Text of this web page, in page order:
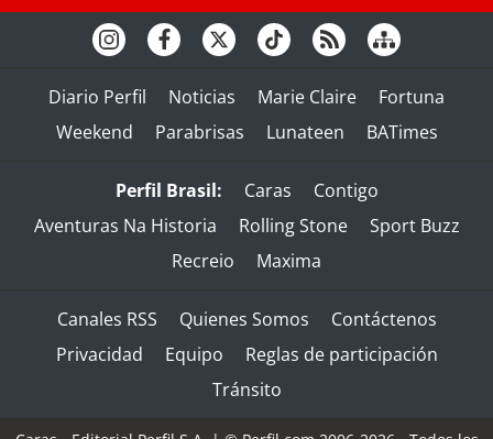
Diario Perfil Noticias Marie Claire
Fortuna
Weekend
Parabrisas Lunateen BATimes
Perfil Brasil: Caras
Contigo
Aventuras Na Historia
Rolling Stone
Sport Buzz
Recreio
Maxima
Canales RSS Quienes Somos
Contáctenos
Privacidad
Equipo
Reglas de participación
Tránsito